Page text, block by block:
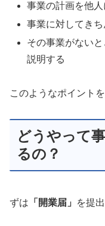
事業の計画を他
事業に対してき
その事業がない
説明する
このようなポイント
どうやって
るの？
ずは 「開業届」 を提